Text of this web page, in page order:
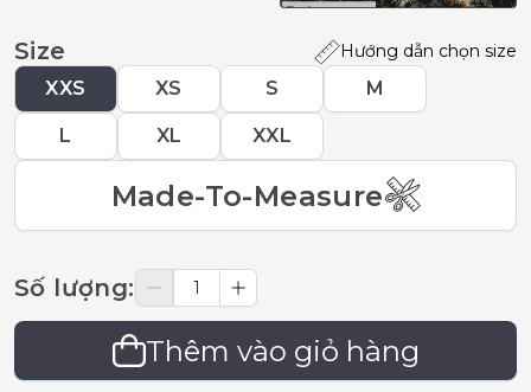
Size Hướng dẫn chọn size
XXS XS S M
L XL XXL
Made-To-Measure
Số lượng:
Thêm vào giỏ hàng